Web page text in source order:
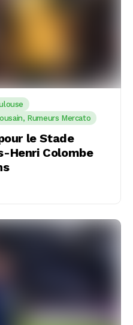
Rumeurs Mercato
le Stade
Henri Colombe